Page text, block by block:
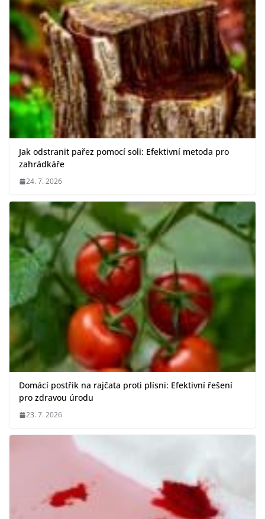
Jak odstranit pařez pomocí soli: Efektivní metoda pro
zahrádkáře
24. 7. 2026
Domácí postřik na rajčata proti plísni: Efektivní řešení
pro zdravou úrodu
23. 7. 2026